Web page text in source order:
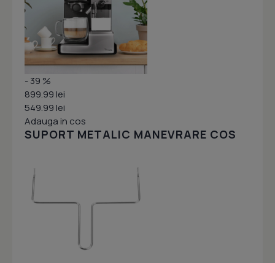
- 39 %
899.99 lei
549.99 lei
Adauga in cos
SUPORT METALIC MANEVRARE COS